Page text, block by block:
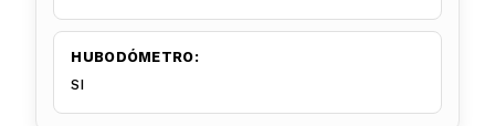
HUBODÓMETRO:
SI